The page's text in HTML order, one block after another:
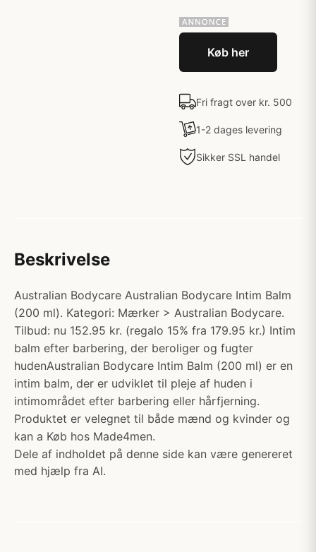
Køb her
Fri fragt over kr. 500
1-2 dages levering
Sikker SSL handel
Beskrivelse
Australian Bodycare Australian Bodycare Intim Balm
(200 ml). Kategori: Mærker > Australian Bodycare.
Tilbud: nu 152.95 kr. (regalo 15% fra 179.95 kr.) Intim
balm efter barbering, der beroliger og fugter
hudenAustralian Bodycare Intim Balm (200 ml) er en
intim balm, der er udviklet til pleje af huden i
intimområdet efter barbering eller hårfjerning.
Produktet er velegnet til både mænd og kvinder og
kan a Køb hos Made4men.
Dele af indholdet på denne side kan være genereret
med hjælp fra AI.